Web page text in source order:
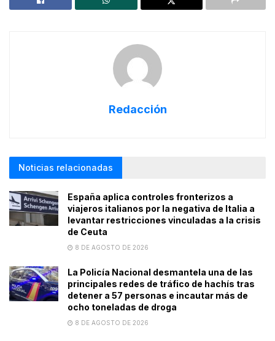
Redacción
Noticias relacionadas
España aplica controles fronterizos a
viajeros italianos por la negativa de Italia a
levantar restricciones vinculadas a la crisis
de Ceuta
8 DE AGOSTO DE 2026
La Policía Nacional desmantela una de las
principales redes de tráfico de hachís tras
detener a 57 personas e incautar más de
ocho toneladas de droga
8 DE AGOSTO DE 2026